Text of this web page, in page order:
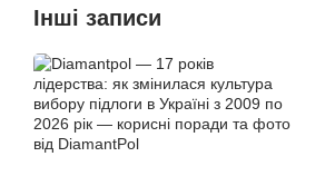
Інші записи